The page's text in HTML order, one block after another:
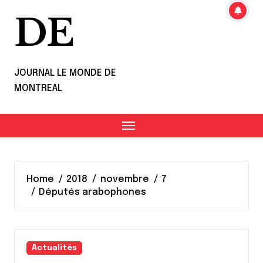
DE
JOURNAL LE MONDE DE
MONTREAL
Home 2018 novembre
7
Députés arabophones
Actualités